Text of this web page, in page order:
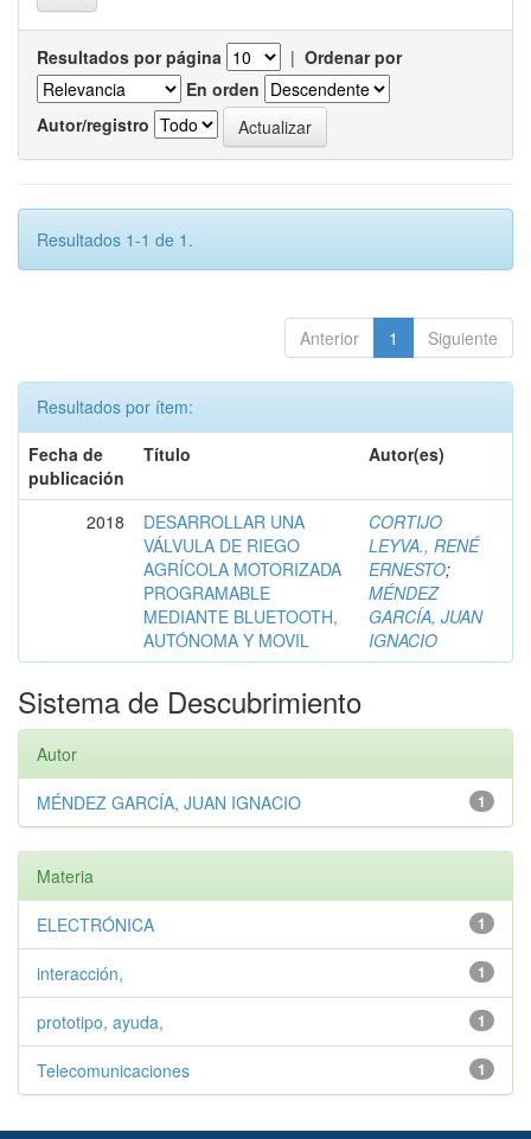
Resultados por página | Ordenar por
En orden
Autor/registro
Resultados 1-1 de 1.
Anterior 1 Siguiente
Resultados por ítem:
Fecha de
publicación
Título Autor(es)
2018
DESARROLLAR UNA
VÁLVULA DE RIEGO
AGRÍCOLA MOTORIZADA
PROGRAMABLE
MEDIANTE BLUETOOTH,
AUTÓNOMA Y MOVIL
CORTIJO
LEYVA., RENÉ
ERNESTO;
MÉNDEZ
GARCÍA, JUAN
IGNACIO
Sistema de Descubrimiento
Autor
1
MÉNDEZ GARCÍA, JUAN IGNACIO
Materia
1
ELECTRÓNICA
1
interacción,
1
prototipo, ayuda,
1
Telecomunicaciones